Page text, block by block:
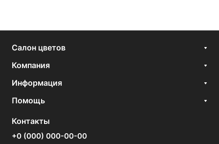
Салон цветов
Компания
Информация
Помощь
Контакты
+0 (000) 000-00-00